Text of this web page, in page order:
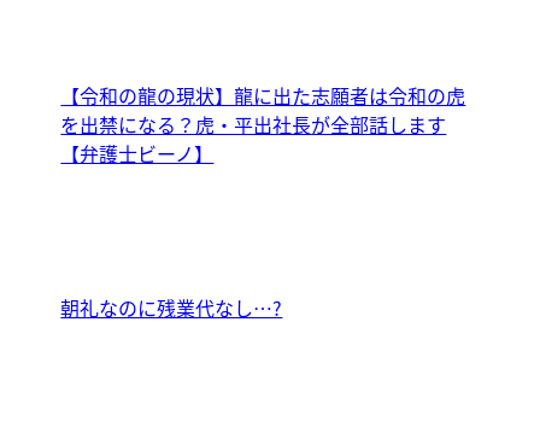
【令和の龍の現状】龍に出た志願者は令和の虎
を出禁になる？虎・平出社長が全部話します
【弁護士ビーノ】
朝礼なのに残業代なし…?